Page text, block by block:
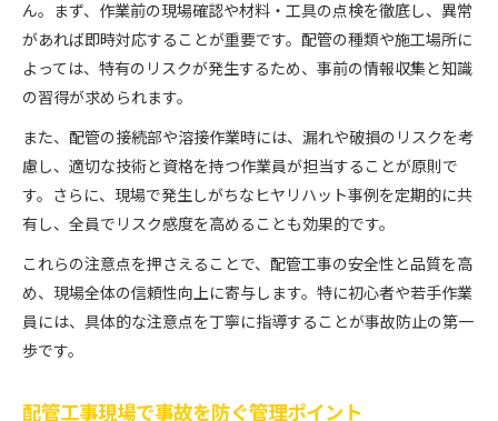
ん。まず、作業前の現場確認や材料・工具の点検を徹底し、異常
があれば即時対応することが重要です。配管の種類や施工場所に
よっては、特有のリスクが発生するため、事前の情報収集と知識
の習得が求められます。
また、配管の接続部や溶接作業時には、漏れや破損のリスクを考
慮し、適切な技術と資格を持つ作業員が担当することが原則で
す。さらに、現場で発生しがちなヒヤリハット事例を定期的に共
有し、全員でリスク感度を高めることも効果的です。
これらの注意点を押さえることで、配管工事の安全性と品質を高
め、現場全体の信頼性向上に寄与します。特に初心者や若手作業
員には、具体的な注意点を丁寧に指導することが事故防止の第一
歩です。
配管工事現場で事故を防ぐ管理ポイント